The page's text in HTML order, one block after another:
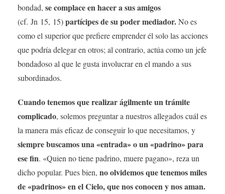
bondad, se complace en hacer a sus amigos
(cf. Jn 15, 15)partícipes de su poder mediador.No es
como el superior que prefiere emprender él solo las acciones
que podría delegar en otros; al contrario, actúa como un jefe
bondadoso al que le gusta involucrar en el mando a sus
subordinados.
Cuando tenemos que realizar ágilmente un trámite
complicado, solemos preguntar a nuestros allegados cuál es
la manera más eficaz de conseguir lo que necesitamos, y
siempre buscamos una «entrada» o un «padrino» para
ese fin. «Quien no tiene padrino, muere pagano», reza un
dicho popular. Pues bien, no olvidemos que tenemos miles
de «padrinos» en el Cielo, que nos conocen y nos aman.